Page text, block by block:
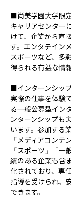
■尚美学園大学限
キャリアセンター
けて、企業から直
す。エンタテイン
スポーツなど、多
得られる有益な情
■インターンシッ
実際の仕事を体験
る一般公募型イン
ンターンシップも
います。参加する
「メディアコンテ
「スポーツ」「
績のある企業も含
化されており、専
指導を受けられ、
できます。